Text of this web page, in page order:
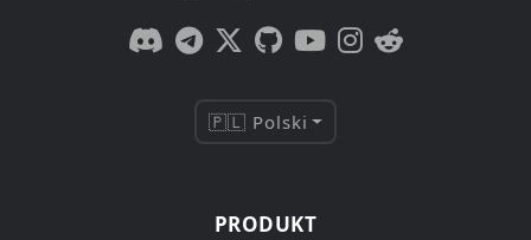
🇵🇱 Polski
PRODUKT